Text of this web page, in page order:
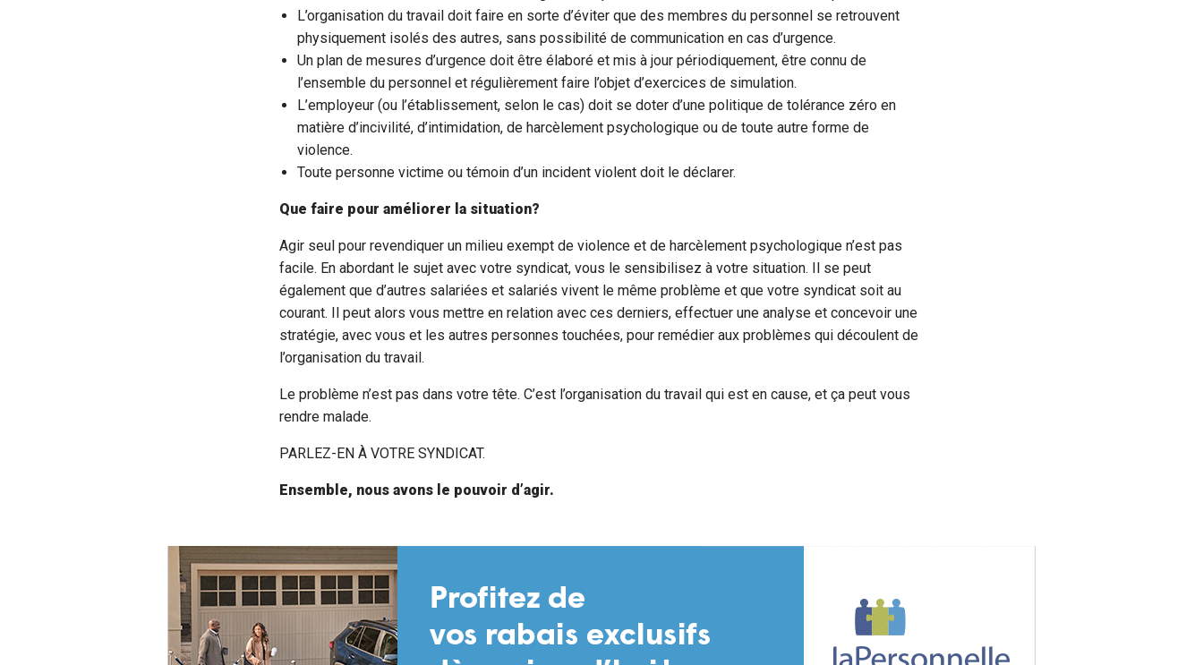
L’organisation du travail doit faire en sorte d’éviter que des membres du personnel se retrouvent
physiquement isolés des autres, sans possibilité de communication en cas d’urgence.
Un plan de mesures d’urgence doit être élaboré et mis à jour périodiquement, être connu de
l’ensemble du personnel et régulièrement faire l’objet d’exercices de simulation.
L’employeur (ou l’établissement, selon le cas) doit se doter d’une politique de tolérance zéro en
matière d’incivilité, d’intimidation, de harcèlement psychologique ou de toute autre forme de
violence.
Toute personne victime ou témoin d’un incident violent doit le déclarer.
Que faire pour améliorer la situation?
Agir seul pour revendiquer un milieu exempt de violence et de harcèlement psychologique n’est pas
facile. En abordant le sujet avec votre syndicat, vous le sensibilisez à votre situation. Il se peut
également que d’autres salariées et salariés vivent le même problème et que votre syndicat soit au
courant. Il peut alors vous mettre en relation avec ces derniers, effectuer une analyse et concevoir une
stratégie, avec vous et les autres personnes touchées, pour remédier aux problèmes qui découlent de
l’organisation du travail.
Le problème n’est pas dans votre tête. C’est l’organisation du travail qui est en cause, et ça peut vous
rendre malade.
PARLEZ-EN À VOTRE SYNDICAT.
Ensemble, nous avons le pouvoir d’agir.